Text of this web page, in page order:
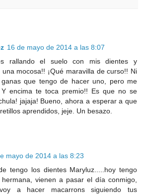
16 de mayo de 2014 a las 8:07
rallando el suelo con mis dientes y
mocosa!! ¡Qué maravilla de curso!! Ni
que tengo de hacer uno, pero me
encima te toca premio!! Es que no se
jajaja! Bueno, ahora a esperar a que
aprendidos, jeje. Un besazo.
mayo de 2014 a las 8:23
tengo los dientes Maryluz.....hoy tengo
vienen a pasar el día conmigo,
a hacer macarrons siguiendo tus